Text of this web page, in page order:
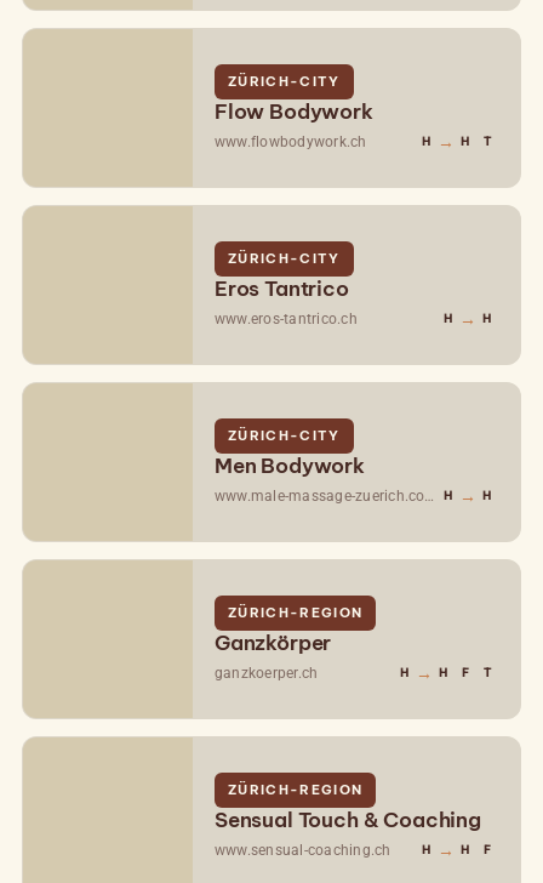
ZÜRICH-CITY
Flow Bodywork
www.flowbodywork.ch H → H T
ZÜRICH-CITY
Eros Tantrico
www.eros-tantrico.ch H → H
ZÜRICH-CITY
Men Bodywork
H → H
ZÜRICH-REGION
Ganzkörper
ganzkoerper.ch H → H F T
ZÜRICH-REGION
Sensual Touch & Coaching
www.sensual-coaching.ch H → H F